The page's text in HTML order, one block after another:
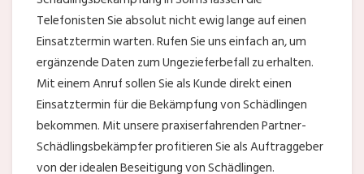
Telefonisten Sie absolut nicht ewig lange auf einen
Einsatztermin warten. Rufen Sie uns einfach an, um
ergänzende Daten zum Ungezieferbefall zu erhalten.
Mit einem Anruf sollen Sie als Kunde direkt einen
Einsatztermin für die Bekämpfung von Schädlingen
bekommen. Mit unsere praxiserfahrenden Partner-
Schädlingsbekämpfer profitieren Sie als Auftraggeber
von der idealen Beseitigung von Schädlingen.